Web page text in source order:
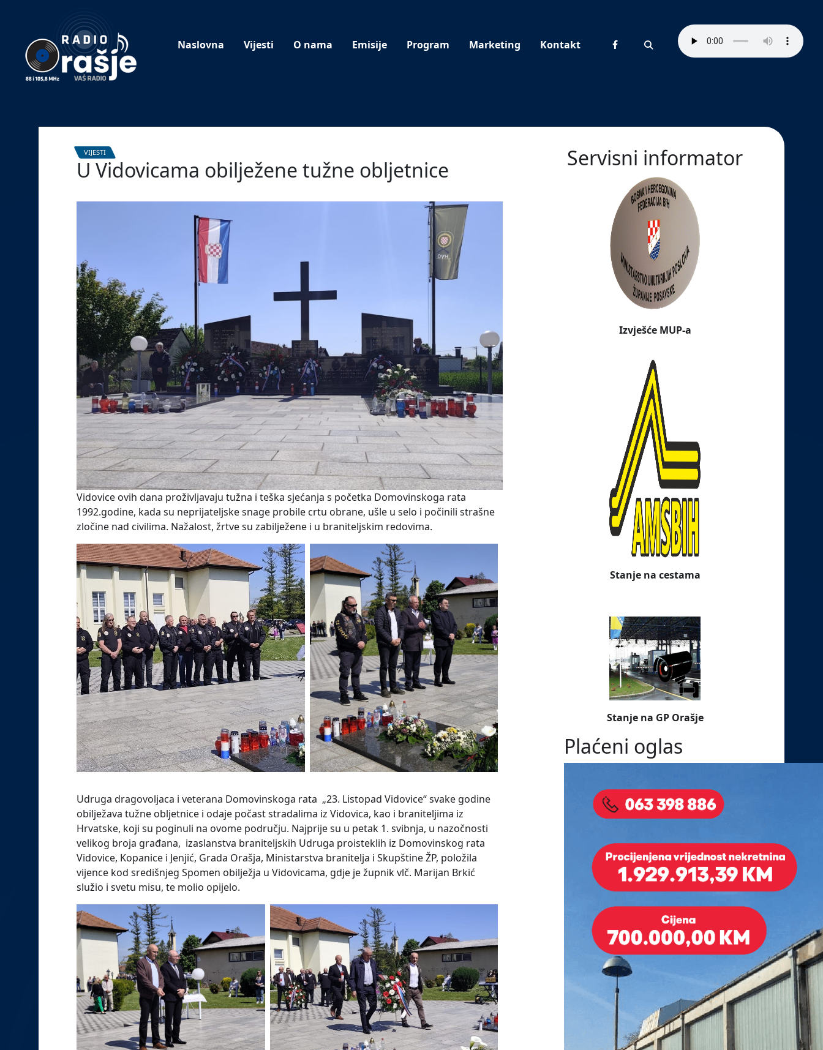
website!
Naslovna Vijesti O nama Emisije Program Marketing Kontakt
VIJESTI
U Vidovicama obilježene tužne obljetnice
Vidovice ovih dana proživljavaju tužna i teška sjećanja s početka Domovinskoga rata
1992.godine, kada su neprijateljske snage probile crtu obrane, ušle u selo i počinili strašne
zločine nad civilima. Nažalost, žrtve su zabilježene i u braniteljskim redovima.
Udruga dragovoljaca i veterana Domovinskoga rata „23. Listopad Vidovice“ svake godine
obilježava tužne obljetnice i odaje počast stradalima iz Vidovica, kao i braniteljima iz
Hrvatske, koji su poginuli na ovome području. Najprije su u petak 1. svibnja, u nazočnosti
velikog broja građana, izaslanstva braniteljskih Udruga proisteklih iz Domovinskog rata
Vidovice, Kopanice i Jenjić, Grada Orašja, Ministarstva branitelja i Skupštine ŽP, položila
vijence kod središnjeg Spomen obilježja u Vidovicama, gdje je župnik vlč. Marijan Brkić
služio i svetu misu, te molio opijelo.
Servisni informator
Izvješće MUP-a
Stanje na cestama
Stanje na GP Orašje
Plaćeni oglas